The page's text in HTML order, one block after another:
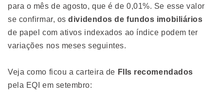
para o mês de agosto, que é de 0,01%. Se esse valor
se confirmar, osdividendos de fundos imobiliários
de papel com ativos indexados ao índice podem ter
variações nos meses seguintes.
Veja como ficou a carteira de FIIs recomendados
pela EQI em setembro: